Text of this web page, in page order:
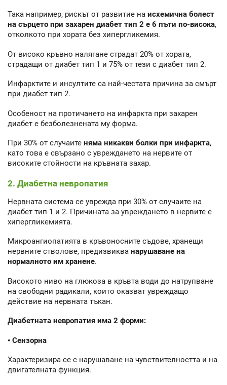
Така например, рискът от развитие на исхемична болест
на сърцето при захарен диабет тип 2 е 6 пъти по-висока,
отколкото при хората без хипергликемия.
От високо кръвно налягане страдат 20% от хората,
страдащи от диабет тип 1 и 75% от тези с диабет тип 2.
Инфарктите и инсултите са най-честата причина за смърт
при диабет тип 2.
Особеност на протичането на инфаркта при захарен
диабет е безболезнената му форма.
При 30% от случаите няма никакви болки при инфаркта,
като това е свързано с увреждането на нервите от
високите стойности на кръвната захар.
2. Диабетна невропатия
Нервната система се уврежда при 30% от случаите на
диабет тип 1 и 2. Причината за увреждането в нервите е
хипергликемията.
Микроангиопатията в кръвоносните съдове, хранещи
нервните стволове, предизвиква нарушаване на
нормалното им хранене.
Високото ниво на глюкоза в кръвта води до натрупване
на свободни радикали, които оказват увреждащо
действие на нервната тъкан.
Диабетната невропатия има 2 форми:
• Сензорна
Характеризира се с нарушаване на чувствителността и на
двигателната функция.